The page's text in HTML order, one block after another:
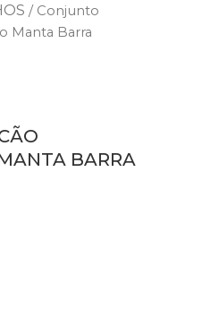
/ Conjunto
Manta Barra
BARRA